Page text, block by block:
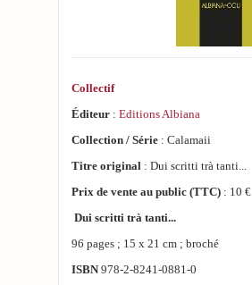
Collectif
Éditeur : Editions Albiana
Collection / Série : Calamaii
Titre original : Dui scritti trà tanti...
Prix de vente au public (TTC) : 10 €
Dui scritti trà tanti...
96 pages ; 15 x 21 cm ; broché
ISBN 978-2-8241-0881-0